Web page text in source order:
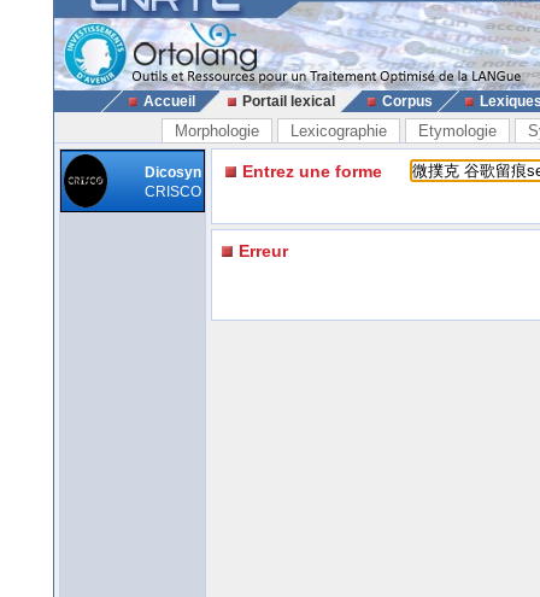
Accueil Portail lexical Corpus
Morphologie Lexicographie Etymologie
Dicosyn
CRISCO
Entrez une forme
Erreur